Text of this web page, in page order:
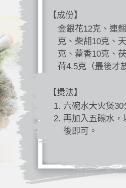
【成份】
金銀花12克、連
克、柴胡10克、
克、藿香10克、
荷4.5克（最後才
【煲法】
六碗水大火煲
再加入五碗水，
後即可。